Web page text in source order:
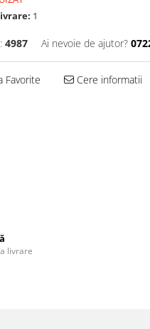
1
4987 Ai nevoie de ajutor?
Favorite Cere informatii
livrare